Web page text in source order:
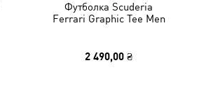
Футболка Scuderia
Ferrari Graphic Tee Men
2 490,00 ₴